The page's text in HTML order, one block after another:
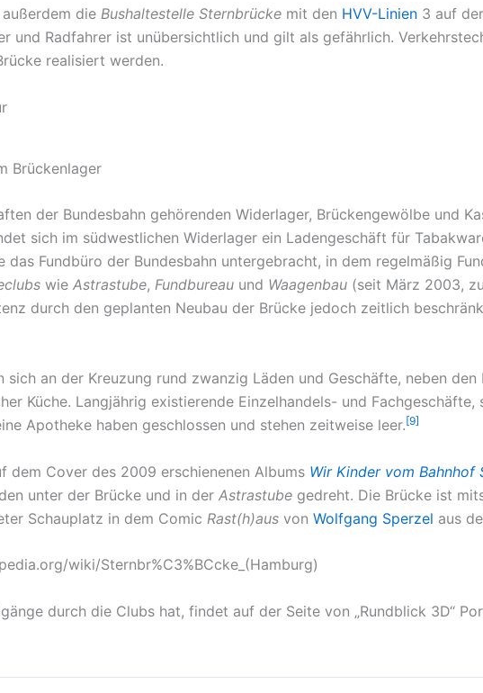
die Bushaltestelle Sternbrücke mit den HVV-Linien 3 auf
und Radfahrer ist unübersichtlich und gilt als gefährlich.
realisiert werden.
Brückenlager
der Bundesbahn gehörenden Widerlager, Brückengewölbe und
sich im südwestlichen Widerlager ein Ladengeschäft für
das Fundbüro der Bundesbahn untergebracht, in dem regelmäßig
wie Astrastube, Fundbureau und Waagenbau (seit März 2003,
durch den geplanten Neubau der Brücke jedoch zeitlich
sich an der Kreuzung rund zwanzig Läden und Geschäfte, neben
Küche. Langjährig existierende Einzelhandels- und
Apotheke haben geschlossen und stehen zeitweise leer.[9]
dem Cover des 2009 erschienenen Albums Wir Kinder vom Bahnhof
unter der Brücke und in der Astrastube gedreht. Die Brücke ist
Schauplatz in dem Comic Rast(h)aus von Wolfgang Sperzel aus
wiki/Sternbr%C3%BCcke_(Hamburg)
durch die Clubs hat, findet auf der Seite von „Rundblick 3D“